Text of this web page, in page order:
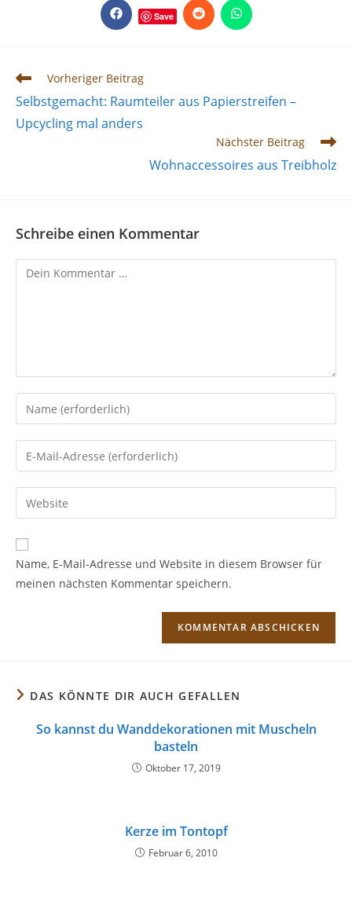
TEILEN
Öffnet
in
Save Öffnet
in
Öffnet
in
Weitere
Artikel
ansehen
Vorheriger Beitrag
Selbstgemacht: Raumteiler aus Papierstreifen –
Upcycling mal anders
Nächster Beitrag
Wohnaccessoires aus Treibholz
Schreibe einen Kommentar
Kommentar
Gib
deinen
Namen
oder
zum
Kommentieren
ein
Gib
deine
E-
Mail-
zum
Kommentieren
ein
Gib
deine
Website-
URL
Name, E-Mail-Adresse und Website in diesem Browser für
meinen nächsten Kommentar speichern.
DAS KÖNNTE DIR AUCH GEFALLEN
So kannst du Wanddekorationen mit Muscheln
basteln
Oktober 17, 2019
Kerze im Tontopf
Februar 6, 2010